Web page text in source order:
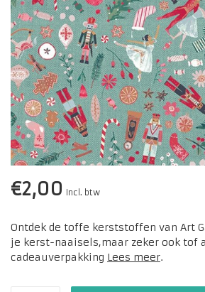
€2,00 Incl. btw
Ontdek de toffe kerststoffen van Art
je kerst-naaisels,maar zeker ook tof
cadeauverpakking Lees meer.